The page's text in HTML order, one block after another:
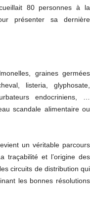
80 personnes à la
présenter sa dernière
graines germées
listeria, glyphosate,
endocriniens, …
scandale alimentaire ou
un véritable parcours
traçabilité et l’origine des
circuits de distribution qui
les bonnes résolutions